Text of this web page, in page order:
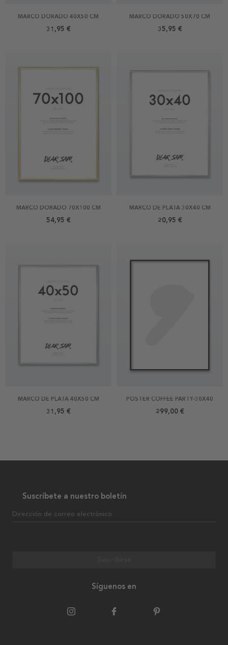
MARCO DORADO 40X50 CM
31,95 €
MARCO DORADO 50X70 CM
35,95 €
MARCO DORADO 70X100 CM
54,95 €
MARCO DE PLATA 30X40 CM
20,95 €
MARCO DE PLATA 40X50 CM
31,95 €
POSTER COFFEE PARTY-30X40
299,00 €
Suscríbete a nuestro boletín
Dirección de correo electrónico
Síguenos en